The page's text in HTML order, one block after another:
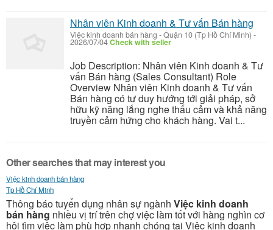
Nhân viên Kinh doanh & Tư vấn Bán hàng
Việc kinh doanh bán hàng -Quận 10 (Tp Hồ Chí Minh) -
2026/07/04Check with seller
Job Description: Nhân viên Kinh doanh & Tư
vấn Bán hàng (Sales Consultant) Role
Overview Nhân viên Kinh doanh & Tư vấn
Bán hàng có tư duy hướng tới giải pháp, sở
hữu kỹ năng lắng nghe thấu cảm và khả năng
truyền cảm hứng cho khách hàng. Vai t...
Other searches that may interest you
Việc kinh doanh bán hàng
Tp Hồ Chí Minh
Thông báo tuyển dụng nhân sự ngành Việc kinh doanh
bán hàng nhiều vị trí trên chợ việc làm tốt với hàng nghìn cơ
hội tìm việc làm phù hợp nhanh chóng tại Việc kinh doanh